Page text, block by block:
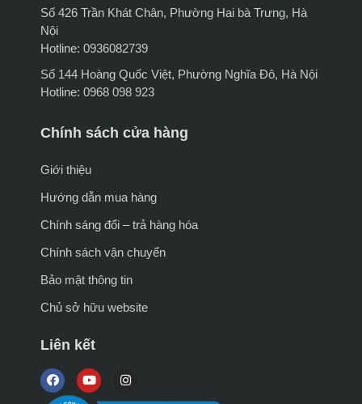
Số 426 Trần Khát Chân, Phường Hai bà Trưng, Hà
Nội
Hotline: 0936082739
Số 144 Hoàng Quốc Việt, Phường Nghĩa Đô, Hà Nội
Hotline: 0968 098 923
Chính sách cửa hàng
Giới thiệu
Hướng dẫn mua hàng
Chính sáng đổi – trả hàng hóa
Chính sách vận chuyển
Bảo mật thông tin
Chủ sở hữu website
Liên kết